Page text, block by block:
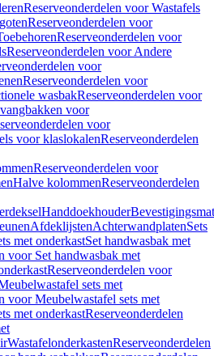
Reserveonderdelen voor Wastafels
Reserveonderdelen voor
Reserveonderdelen voor
Reserveonderdelen voor Andere
voor
Reserveonderdelen voor
wasbakReserveonderdelen voor
voor
voor
voor klaslokalenReserveonderdelen
Reserveonderdelen voor
Halve kolommenReserveonderdelen
Handdoekhouder
AfdeklijstenAchterwandplatenSets
met onderkastSet handwasbak met
voor Set handwasbak met
Reserveonderdelen voor
sets met
voor Meubelwastafel sets met
met onderkastReserveonderdelen
WastafelonderkastenReserveonderdelen